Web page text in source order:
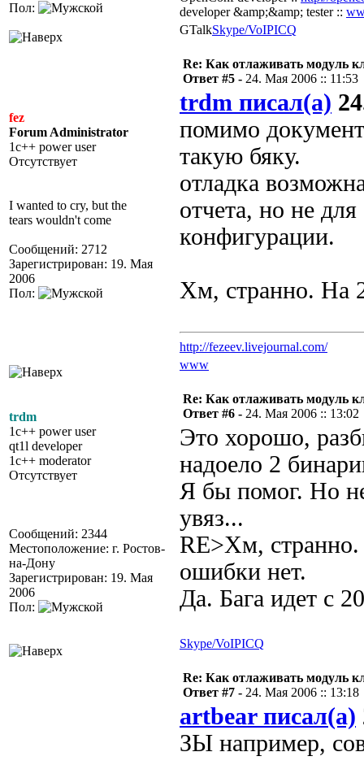
Пол:
developer &amp;&amp; tester ::
GTalkSkype/VoIPICQ
fez
Forum Administrator
1c++ power user
Отсутствует
I wanted to cry, but the
tears wouldn't come
Сообщений: 2712
Зарегистрирован: 19. Мая
2006
Пол:
Re: Как отлаживать модуль
Ответ #5 - 24. Мая 2006 :: 11:53
trdm писал(а)
помимо
такую бяку.
отладка
отчета, но не
конфигурации.
Хм, странно. На
http://fezeev.livejournal.com/
www
trdm
1c++ power user
qt1l developer
1c++ moderator
Отсутствует
Сообщений: 2344
Местоположение: г. Ростов-
на-Дону
Зарегистрирован: 19. Мая
2006
Пол:
Re: Как отлаживать модуль
Ответ #6 - 24. Мая 2006 :: 13:02
Это хорошо,
надоело 2
Я бы помог. Но
увяз...
RE>Хм,
ошибки нет.
Да. Бага идет с
Skype/VoIPICQ
Re: Как отлаживать модуль
Ответ #7 - 24. Мая 2006 :: 13:18
artbear писал(а)
ЗЫ например,